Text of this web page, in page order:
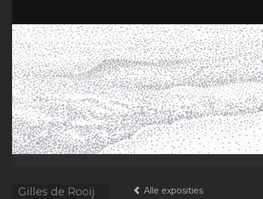
Alle exposities
Gilles de Rooij